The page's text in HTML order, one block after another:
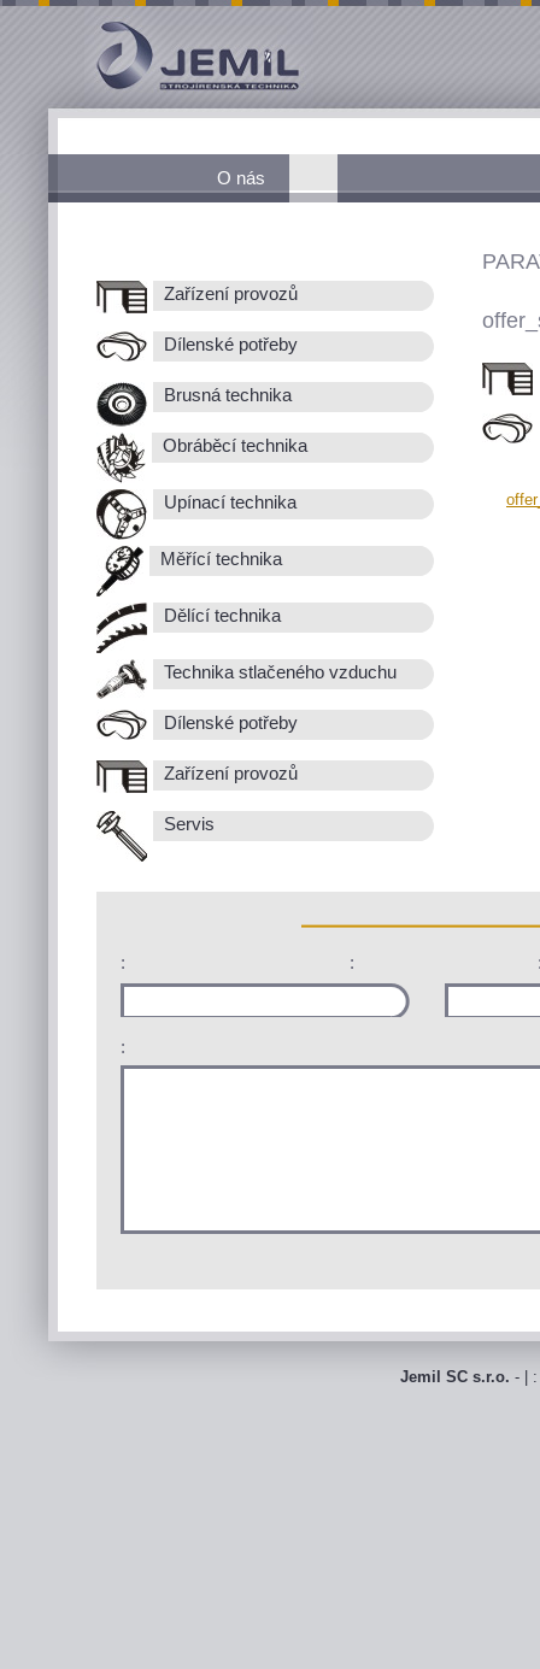
O nás
Zařízení provozů
Dílenské potřeby
Brusná technika
Obráběcí technika
Upínací technika
Měřící technika
Dělící technika
Technika stlačeného vzduchu
Dílenské potřeby
Zařízení provozů
Servis
: :
:
Jemil SC s.r.o. - |